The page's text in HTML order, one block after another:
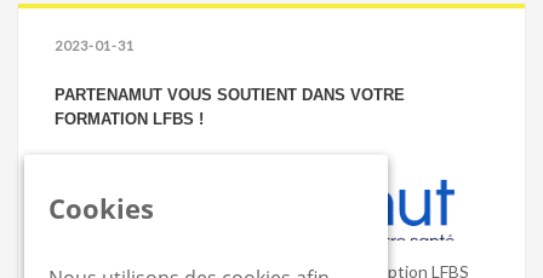
2023-01-31
PARTENAMUT VOUS SOUTIENT DANS VOTRE
FORMATION LFBS !
Obtenez un remboursement sur votre inscription LFBS
Cookies